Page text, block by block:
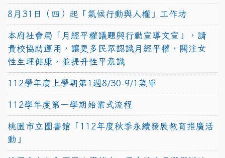
8月31日（四）起「氣候行動與人權」工作坊
本府社會局「月經平權議題與行動宣導文宣」，請
貴校協助運用，讓更多民眾認識月經平權，關注女
性生理健康，並提升性平意識
112學年度上學期第1週8/30-9/1菜單
112學年度第一學期始業式流程
桃園市立圖書館「112年度秋季永續發展教育推廣活
動」